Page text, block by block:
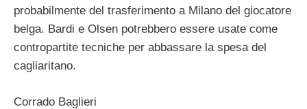
probabilmente del trasferimento a Milano del giocatore
belga. Bardi e Olsen potrebbero essere usate come
contropartite tecniche per abbassare la spesa del
cagliaritano.
Corrado Baglieri